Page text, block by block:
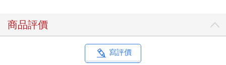
商品評價
寫評價